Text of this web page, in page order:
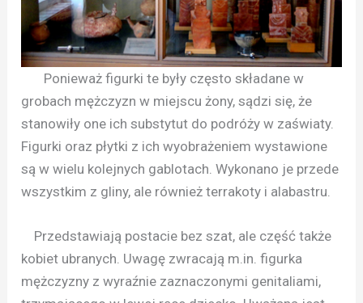
Ponieważ figurki te były często składane w
grobach mężczyzn w miejscu żony, sądzi się, że
stanowiły one ich substytut do podróży w zaświaty.
Figurki oraz płytki z ich wyobrażeniem wystawione
są w wielu kolejnych gablotach. Wykonano je przede
wszystkim z gliny, ale również terrakoty i alabastru.
Przedstawiają postacie bez szat, ale część także
kobiet ubranych. Uwagę zwracają m.in. figurka
mężczyzny z wyraźnie zaznaczonymi genitaliami,